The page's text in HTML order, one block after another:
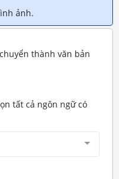
ảnh.
thành văn bản
tất cả ngôn ngữ có